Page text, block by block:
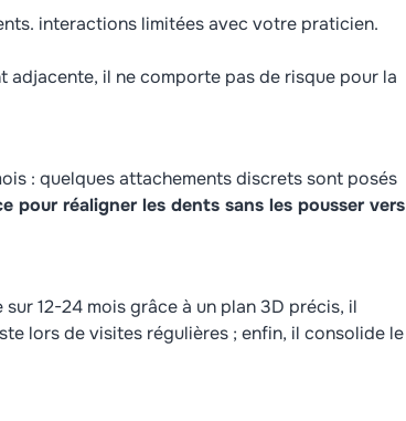
interactions limitées avec votre praticien.
adjacente, il ne comporte pas de risque pour la
: quelques attachements discrets sont posés
pour réaligner les dents sans les pousser vers
12-24 mois grâce à un plan 3D précis, il
lors de visites régulières ; enfin, il consolide le